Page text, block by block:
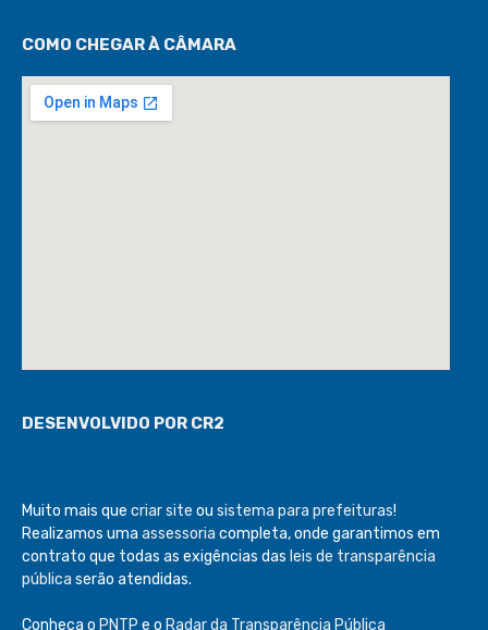
COMO CHEGAR À CÂMARA
DESENVOLVIDO POR CR2
Muito mais que criar site ou sistema para prefeituras!
Realizamos uma assessoria completa, onde garantimos em
contrato que todas as exigências das leis de transparência
pública serão atendidas.
Conheça o PNTP e o Radar da Transparência Pública